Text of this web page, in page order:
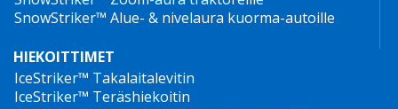
Manuaalivaihteisto on luotettava, mutta kuljettajan on
tällöin ymmärrettävä ja hallittava kytkimen käyttö
raskaissa lumiolosuhteissa.
Selvityksemme tulos on, että automyyjien tulisi
SnowStriker™ Alue- & nivelaura kuorma-autoille
HIEKOITTIMET
IceStriker™ Takalaitalevitin
IceStriker™ Teräshiekoitin